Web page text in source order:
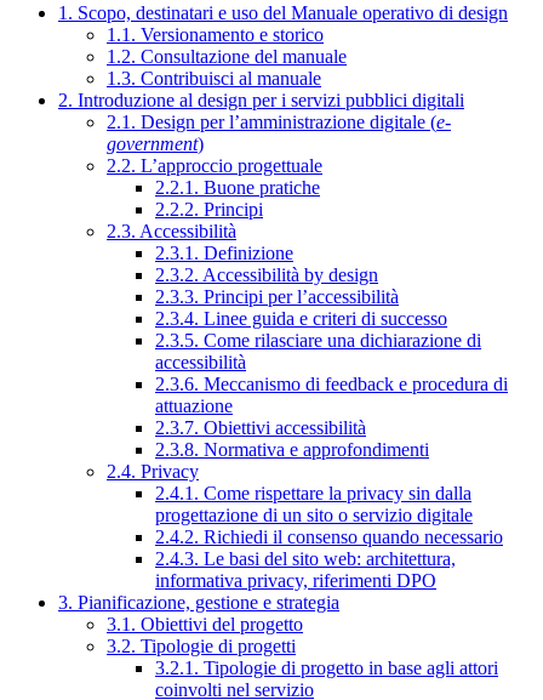
1. Scopo, destinatari e uso del Manuale operativo di design
1.1. Versionamento e storico
1.2. Consultazione del manuale
1.3. Contribuisci al manuale
2. Introduzione al design per i servizi pubblici digitali
2.1. Design per l’amministrazione digitale (e-
government)
2.2. L’approccio progettuale
2.2.1. Buone pratiche
2.2.2. Principi
2.3. Accessibilità
2.3.1. Definizione
2.3.2. Accessibilità by design
2.3.3. Principi per l’accessibilità
2.3.4. Linee guida e criteri di successo
2.3.5. Come rilasciare una dichiarazione di
accessibilità
2.3.6. Meccanismo di feedback e procedura di
attuazione
2.3.7. Obiettivi accessibilità
2.3.8. Normativa e approfondimenti
2.4. Privacy
2.4.1. Come rispettare la privacy sin dalla
progettazione di un sito o servizio digitale
2.4.2. Richiedi il consenso quando necessario
2.4.3. Le basi del sito web: architettura,
informativa privacy, riferimenti DPO
3. Pianificazione, gestione e strategia
3.1. Obiettivi del progetto
3.2. Tipologie di progetti
3.2.1. Tipologie di progetto in base agli attori
coinvolti nel servizio